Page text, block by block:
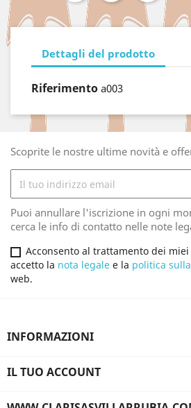
Dettagli del prodotto
Riferimento a003
Scoprite le nostre ultime novità e
Puoi annullare l'iscrizione in ogni
cerca le info di contatto nelle note
Acconsento al trattamento dei
accetto la nota legale e la politica
web.
INFORMAZIONI
IL TUO ACCOUNT